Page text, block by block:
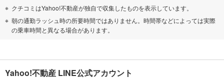
クチコミはYahoo!不動産が独自で収集したものを表示しています。
朝の通勤ラッシュ時の所要時間ではありません。時間帯などによっては実際
の乗車時間と異なる場合があります。
Yahoo!不動産 LINE公式アカウント